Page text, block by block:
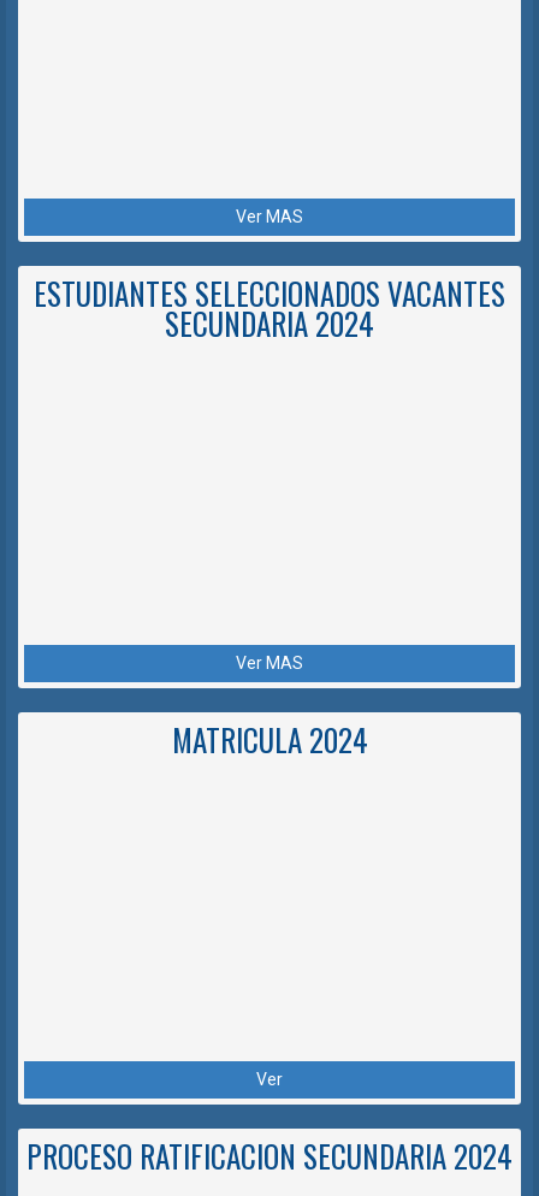
Ver MAS
ESTUDIANTES SELECCIONADOS VACANTES
SECUNDARIA 2024
Ver MAS
MATRICULA 2024
Ver
PROCESO RATIFICACION SECUNDARIA 2024